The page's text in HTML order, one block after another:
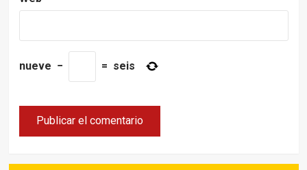
nueve − = seis